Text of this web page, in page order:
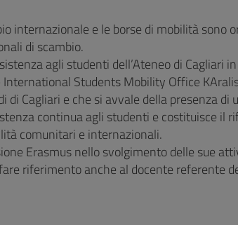
internazionale e le borse di mobilità sono
di scambio.
agli studenti dell’Ateneo di
International Students Mobility Office
di Cagliari e che si avvale della presenza di
continua agli studenti e costituisce il
comunitari e internazionali.
Erasmus nello svolgimento delle sue
riferimento anche al docente referente